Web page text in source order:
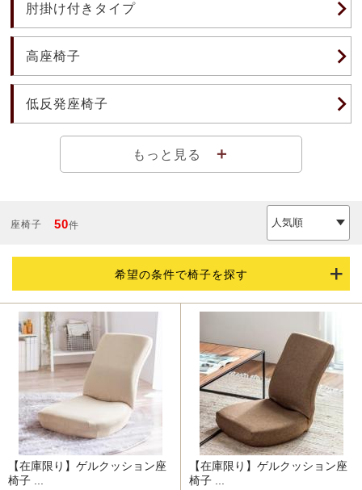
肘掛け付きタイプ
高座椅子
低反発座椅子
もっと見る ＋
座椅子 50件
希望の条件で椅子を探す
【在庫限り】ゲルクッション座
椅子 ...
【在庫限り】ゲルクッション座
椅子 ...